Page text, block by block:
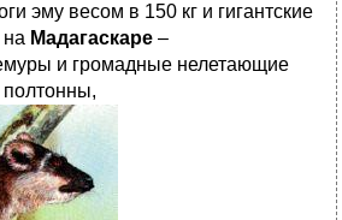
эму весом в 150 кг и гигантские
Мадагаскаре –
и громадные нелетающие